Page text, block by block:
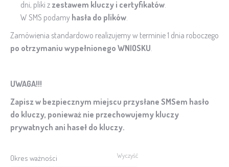
dni, pliki z zestawem kluczy i certyfikatów
W SMS podamy hasła do plików
Zamówienia standardowo realizujemy w terminie 1 dnia roboczego
po otrzymaniu wypełnionego WNIOSKU
UWAGA!!!
Zapisz w bezpiecznym miejscu przysłane SMSem hasło
do kluczy, ponieważ nie przechowujemy kluczy
prywatnych ani haseł do kluczy.
Okres ważności Wyczyść